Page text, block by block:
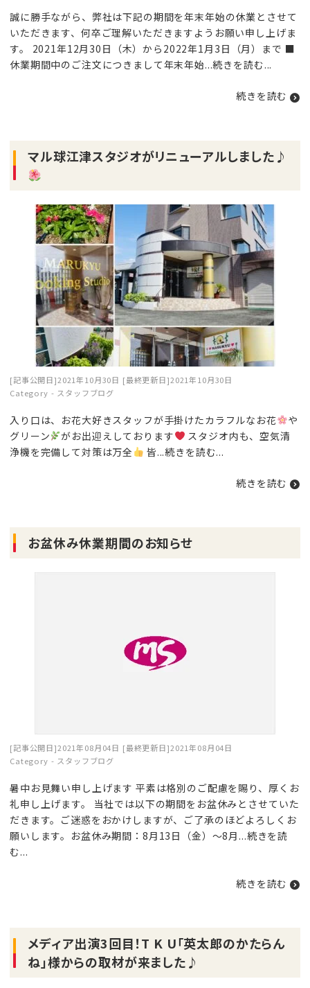
誠に勝手ながら、弊社は下記の期間を年末年始の休業とさせて
いただきます、何卒ご理解いただきますようお願い申し上げま
す。 2021年12月30日（木）から2022年1月3日（月）まで ■
休業期間中のご注文につきまして年末年始...続きを読む...
続きを読む
マル球江津スタジオがリニューアルしました♪
[記事公開日]2021年10月30日 [最終更新日]2021年10月30日
Category - スタッフブログ
入り口は、お花大好きスタッフが手掛けたカラフルなお花
や
グリーン
がお出迎えしております
スタジオ内も、空気清
浄機を完備して対策は万全
皆...続きを読む...
続きを読む
お盆休み休業期間のお知らせ
[記事公開日]2021年08月04日 [最終更新日]2021年08月04日
Category - スタッフブログ
暑中お見舞い申し上げます 平素は格別のご配慮を賜り、厚くお
礼申し上げます。 当社では以下の期間をお盆休みとさせていた
だきます。ご迷惑をおかけしますが、ご了承のほどよろしくお
願いします。お盆休み期間：8月13日（金）～8月...続きを読
む...
続きを読む
メディア出演3回目！T K U「英太郎のかたらん
ね」様からの取材が来ました♪